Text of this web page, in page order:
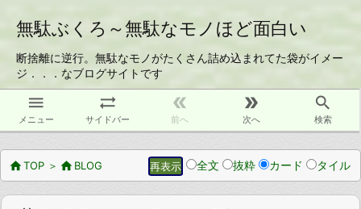
無駄ぶくろ～無駄なモノほど面白い
断捨離に逆行。無駄なモノがたくさん詰め込まれてた袋がイメー
ジ．．．なブログサイトです

メニュー

サイドバー

前へ

次へ

検索
TOP ＞BLOG 全文 抜粋 カード タイル